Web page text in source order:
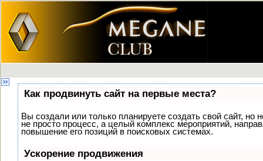
Как продвинуть сайт на первые места?
Вы создали или только планируете создать свой сайт, но
не просто процесс, а целый комплекс мероприятий,
повышение его позиций в поисковых системах.
Ускорение продвижения